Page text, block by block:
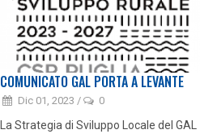
COMUNICATO GAL PORTA A LEVANTE
Dic 01, 2023 / 0
La Strategia di Sviluppo Locale del GAL